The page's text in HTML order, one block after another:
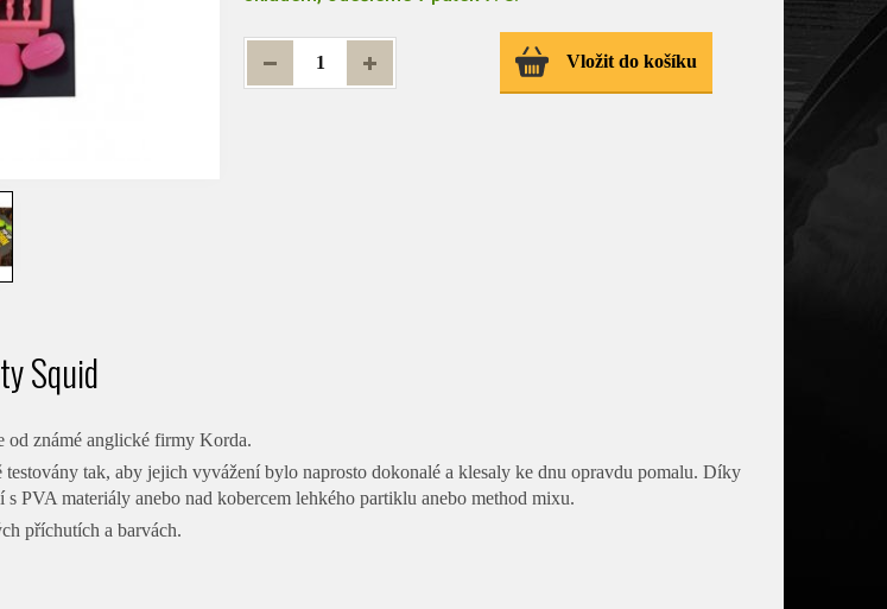
Vložit do košíku
Squid
od známé anglické firmy Korda.
tak, aby jejich vyvážení bylo naprosto dokonalé a klesaly ke dnu opravdu pomalu. Díky
PVA materiály anebo nad kobercem lehkého partiklu anebo method mixu.
příchutích a barvách.